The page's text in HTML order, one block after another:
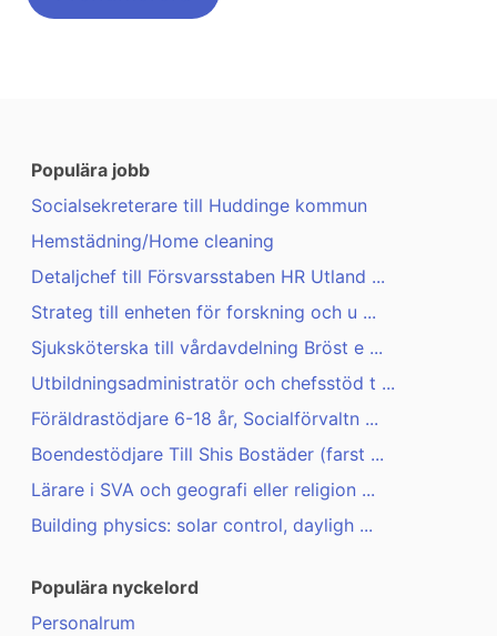
Populära jobb
Socialsekreterare till Huddinge kommun
Hemstädning/Home cleaning
Detaljchef till Försvarsstaben HR Utland ...
Strateg till enheten för forskning och u ...
Sjuksköterska till vårdavdelning Bröst e ...
Utbildningsadministratör och chefsstöd t ...
Föräldrastödjare 6-18 år, Socialförvaltn ...
Boendestödjare Till Shis Bostäder (farst ...
Lärare i SVA och geografi eller religion ...
Building physics: solar control, dayligh ...
Populära nyckelord
Personalrum